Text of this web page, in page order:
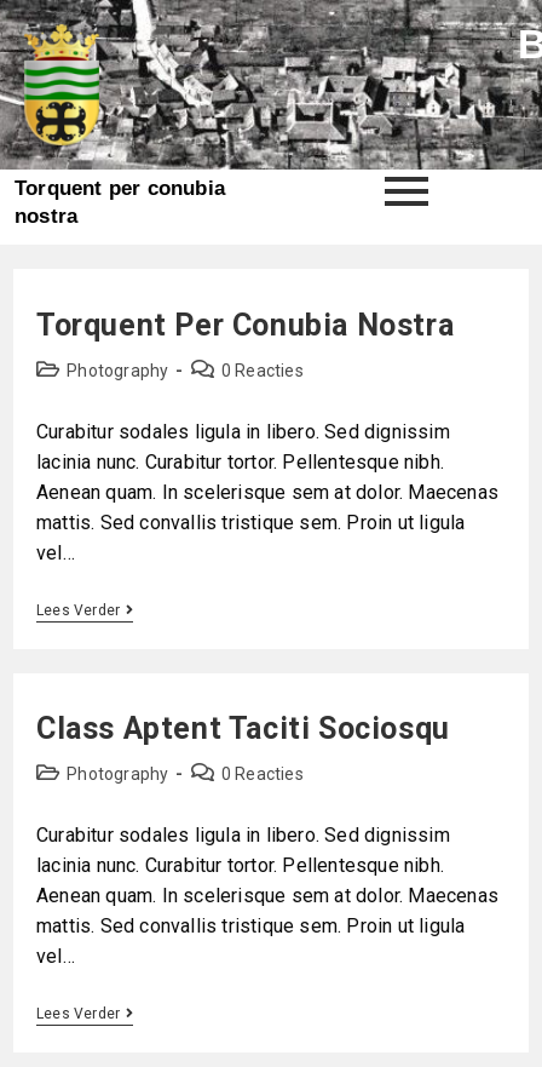
Torquent per conubia
nostra
Torquent Per Conubia Nostra
Photography 0 Reacties
Curabitur sodales ligula in libero. Sed dignissim
lacinia nunc. Curabitur tortor. Pellentesque nibh.
Aenean quam. In scelerisque sem at dolor. Maecenas
mattis. Sed convallis tristique sem. Proin ut ligula
vel…
Lees Verder
Class Aptent Taciti Sociosqu
Photography 0 Reacties
Curabitur sodales ligula in libero. Sed dignissim
lacinia nunc. Curabitur tortor. Pellentesque nibh.
Aenean quam. In scelerisque sem at dolor. Maecenas
mattis. Sed convallis tristique sem. Proin ut ligula
vel…
Lees Verder